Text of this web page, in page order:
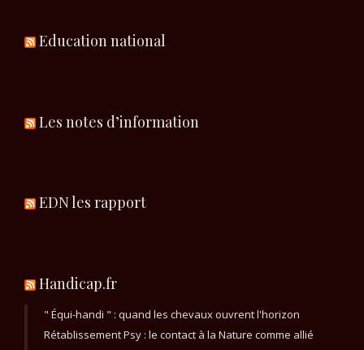
Education national
Les notes d’information
EDN les rapport
Handicap.fr
" Équi-handi " : quand les chevaux ouvrent l'horizon
Rétablissement Psy : le contact à la Nature comme allié